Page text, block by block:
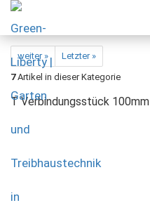
weiter »
Letzter »
7Artikel in dieser Kategorie
T Verbindungsstück 100mm